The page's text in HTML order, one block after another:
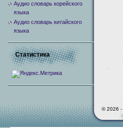
Аудио словарь корейского
языка
Аудио словарь китайского
языка
Статистика
© 2026 -